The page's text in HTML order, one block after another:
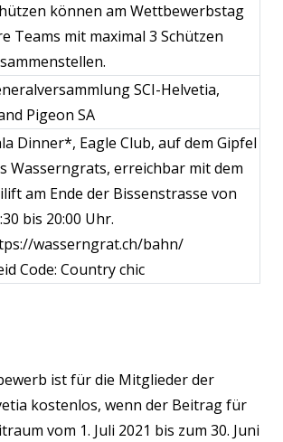
können am Wettbewerbstag
Teams mit maximal 3 Schützen
SCI-Helvetia,
Pigeon SA
Dinner*, Eagle Club, auf dem Gipfel
Wasserngrats, erreichbar mit dem
am Ende der Bissenstrasse von
bis 20:00 Uhr.
wasserngrat.ch/bahn/
Code: Country chic
ist für die Mitglieder der
kostenlos, wenn der Beitrag für
vom 1. Juli 2021 bis zum 30. Juni